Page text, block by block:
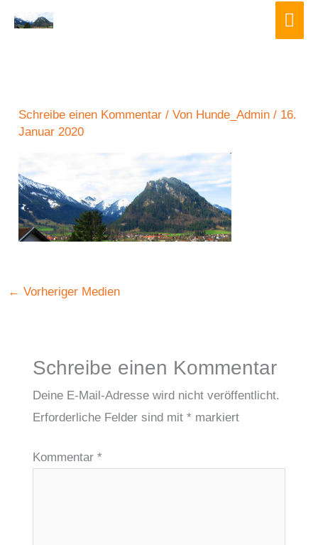
Inhalt
Schreibe einen Kommentar / Von Hunde_Admin/ 16.
Januar 2020
← Vorheriger Medien
Schreibe einen Kommentar
Deine E-Mail-Adresse wird nicht veröffentlicht.
Erforderliche Felder sind mit * markiert
Kommentar *